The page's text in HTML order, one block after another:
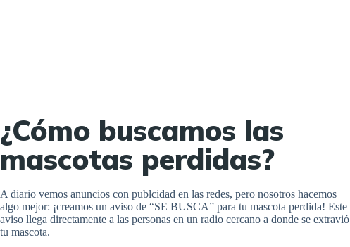
¿Cómo buscamos las
mascotas perdidas?
A diario vemos anuncios con publcidad en las redes, pero nosotros hacemos
algo mejor: ¡creamos un aviso de “SE BUSCA” para tu mascota perdida! Este
aviso llega directamente a las personas en un radio cercano a donde se extravió
tu mascota.